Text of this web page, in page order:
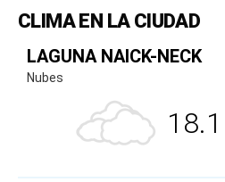
CLIMA EN LA CIUDAD
LAGUNA NAICK-NECK
Nubes
18.1